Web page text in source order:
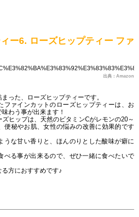
ー6. ローズヒップティー ファ
出典：Amazon
った、ローズヒップティーです。
ファインカットのローズヒップティーは、お
わう事が出来ます！
ヒップは、天然のビタミンCがレモンの20～
便秘やお肌、女性の悩みの改善に効果的です
うな甘い香りと、ほんのりとした酸味が癖に
べる事が出来るので、ぜひ一緒に食べたいで
方におすすめです♪